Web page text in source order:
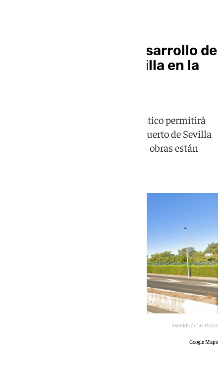
definitivamente el desarrollo de
700 viviendas en Sevilla en la
La aprobación del cambio urbanístico permitirá
transformar antiguos suelos del Puerto de Sevilla
en un desarrollo residencial cuyas obras están
Avenida de las Razas
Google Maps